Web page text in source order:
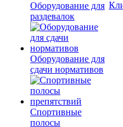
Оборудование для
раздевалок
Оборудование для
сдачи нормативов
Спортивные
полосы